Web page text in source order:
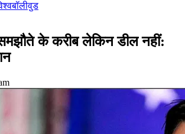
बॉलीवुड
के करीब लेकिन डील नहीं: